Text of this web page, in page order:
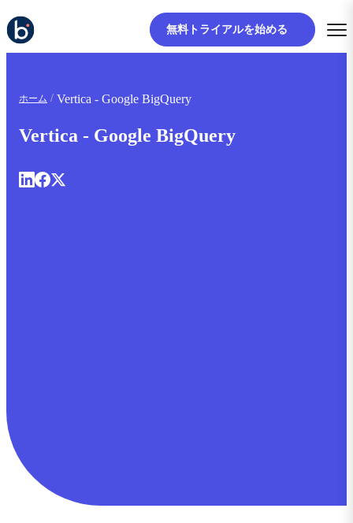
無料トライアルを始める
ホーム Vertica - Google BigQuery
Vertica - Google BigQuery